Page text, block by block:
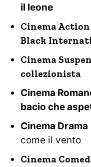
il leone
Cinema Action
Black
Cinema
collezionista
Cinema
bacio che
Cinema Drama
come il vento
Cinema